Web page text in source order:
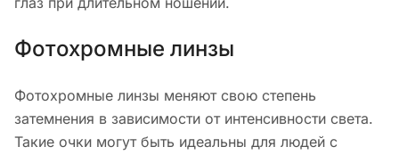
Фотохромные линзы
Фотохромные линзы меняют свою степень
затемнения в зависимости от интенсивности света.
Такие очки могут быть идеальны для людей с